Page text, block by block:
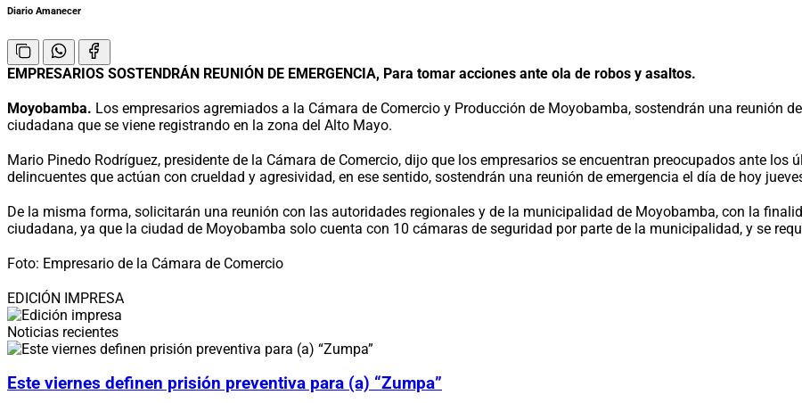
Diario Amanecer
EMPRESARIOS SOSTENDRÁN REUNIÓN DE EMERGENCIA, Para tomar acciones ante ola de robos y asaltos.
Moyobamba. Los empresarios agremiados a la Cámara de Comercio y Producción de Moyobamba, sostendrán una reunión
ciudadana que se viene registrando en la zona del Alto Mayo.
Mario Pinedo Rodríguez, presidente de la Cámara de Comercio, dijo que los empresarios se encuentran preocupados ante
delincuentes que actúan con crueldad y agresividad, en ese sentido, sostendrán una reunión de emergencia el día de hoy
De la misma forma, solicitarán una reunión con las autoridades regionales y de la municipalidad de Moyobamba, con la
ciudadana, ya que la ciudad de Moyobamba solo cuenta con 10 cámaras de seguridad por parte de la municipalidad, y se
Foto: Empresario de la Cámara de Comercio
EDICIÓN IMPRESA
Noticias recientes
Este viernes definen prisión preventiva para (a) “Zumpa”